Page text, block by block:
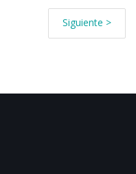
Siguiente >